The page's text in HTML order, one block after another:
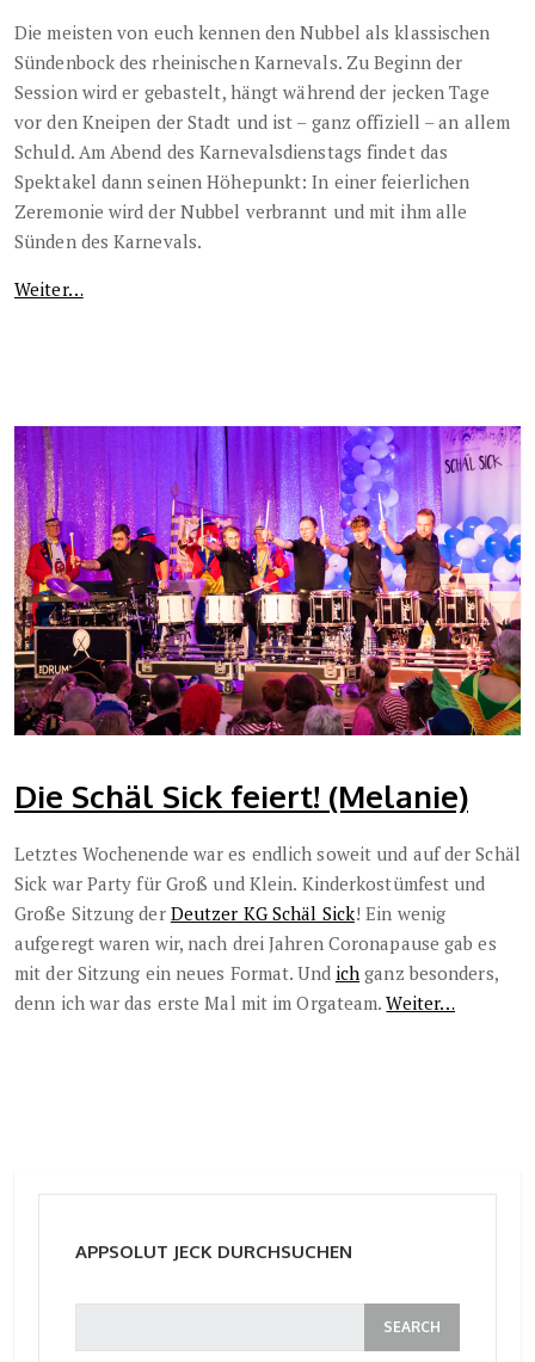
Die meisten von euch kennen den Nubbel als klassischen
Sündenbock des rheinischen Karnevals. Zu Beginn der
Session wird er gebastelt, hängt während der jecken Tage
vor den Kneipen der Stadt und ist – ganz offiziell – an allem
Schuld. Am Abend des Karnevalsdienstags findet das
Spektakel dann seinen Höhepunkt: In einer feierlichen
Zeremonie wird der Nubbel verbrannt und mit ihm alle
Sünden des Karnevals.
Weiter…
Die Schäl Sick feiert! (Melanie)
Letztes Wochenende war es endlich soweit und auf der Schäl
Sick war Party für Groß und Klein. Kinderkostümfest und
Große Sitzung der Deutzer KG Schäl Sick! Ein wenig
aufgeregt waren wir, nach drei Jahren Coronapause gab es
mit der Sitzung ein neues Format. Und ich ganz besonders,
denn ich war das erste Mal mit im Orgateam.Weiter…
APPSOLUT JECK DURCHSUCHEN